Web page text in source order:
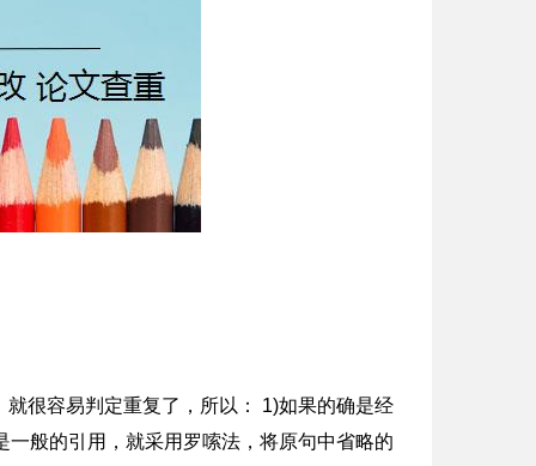
很容易判定重复了，所以： 1)如果的确是经
般的引用，就采用罗嗦法，将原句中省略的